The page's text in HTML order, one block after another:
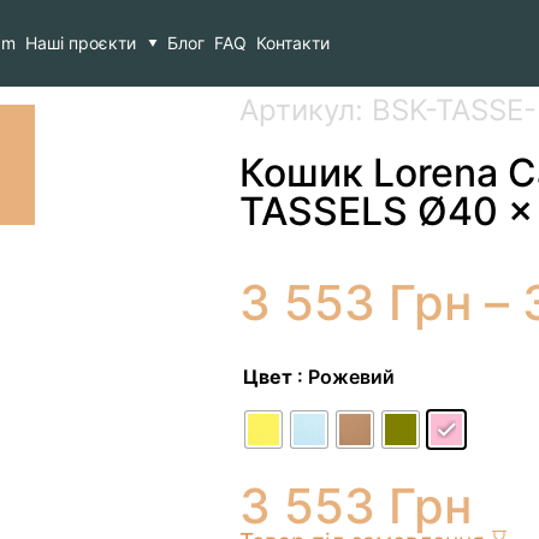
Наші проєкти Блог FAQ Контакти
Артикул: BSK-
Кошик Lorena
TASSELS Ø40
3 553 Грн –
Цвет : Рожевий
3 553 Грн